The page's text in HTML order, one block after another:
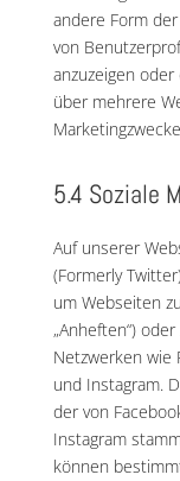
andere Form
von
anzuzeigen
über mehrere
5.4 Soziale
Auf unserer
(Formerly
um Webseiten
„Anheften“)
Netzwerken wie
und Instagram.
der von
Instagram
können